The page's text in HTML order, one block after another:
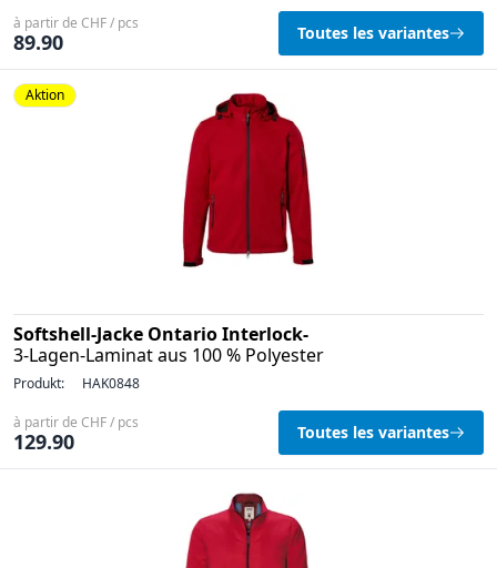
à partir de CHF / pcs
89.90 Toutes les variantes
Aktion
Softshell-Jacke Ontario Interlock-
3-Lagen-Laminat aus 100 % Polyester
Produkt: HAK0848
à partir de CHF / pcs
129.90 Toutes les variantes